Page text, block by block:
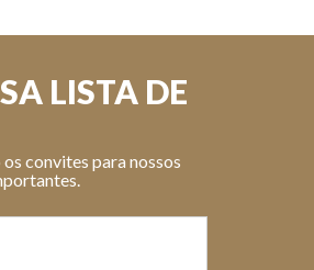
LISTA DE
convites para nossos